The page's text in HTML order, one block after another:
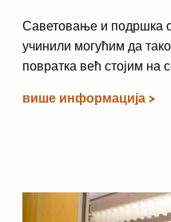
Саветовање и подршка
учинили могућим да
повратка већ стојим на
више информација >